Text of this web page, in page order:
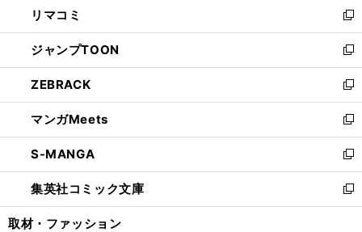
で
開
く
ド
ウ
で
開
く
ィ
ン
ド
ウ
で
開
く
い
ウ
ィ
ン
ド
ウ
で
開
く
リマコミ
新
し
い
ウ
ィ
ン
ド
ウ
で
開
く
ジャンプTOON
新
し
い
ウ
ィ
ン
ド
ウ
で
開
ZEBRACK
新
し
い
ウ
ィ
ン
ド
ウ
マンガMeets
新
し
い
ウ
ィ
ン
S-MANGA
新
し
い
ウ
集英社コミック文庫
新
し
取材・ファッション